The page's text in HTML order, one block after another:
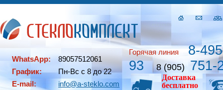
WhatsApp:
89057512061
График:
Пн-Вс с 8 до 22
E-mail:
info@a-steklo.com
Горячая линия
8-
93
8 (905) 751-
Доставка
бесплатно